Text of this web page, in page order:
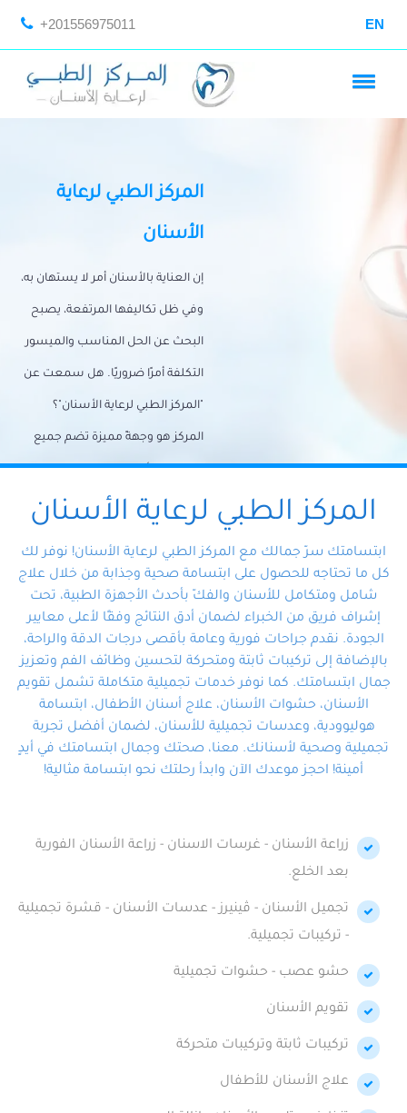
+201556975011 EN
المركز الطبي لرعاية
الأسنان
إن العناية بالأسنان أمر لا يستهان به،
وفي ظل تكاليفها المرتفعة، يصبح
البحث عن الحل المناسب والميسور
التكلفة أمرًا ضروريًا. هل سمعت عن
"المركز الطبي لرعاية الأسنان"؟
المركز هو وجهةً مميزة تضم جميع
احتياجات الأسنان تحت سقف واحد،
وتضمن لك حلاً شاملًا لجميع
المتخصص ذوي الخبرة، ستجد نفسك
في أيد أمينة تلبي احتياجاتك بكل
احترافية ودقة.
المركز الطبي لرعاية الأسنان
ابتسامتك سرّ جمالك مع المركز الطبي لرعاية الأسنان! نوفر لك
كل ما تحتاجه للحصول على ابتسامة صحية وجذابة من خلال علاج
شامل ومتكامل للأسنان والفكّ بأحدث الأجهزة الطبية، تحت
إشراف فريق من الخبراء لضمان أدق النتائج وفقًا لأعلى معايير
الجودة. نقدم جراحات فورية وعامة بأقصى درجات الدقة والراحة،
بالإضافة إلى تركيبات ثابتة ومتحركة لتحسين وظائف الفم وتعزيز
جمال ابتسامتك. كما نوفر خدمات تجميلية متكاملة تشمل تقويم
الأسنان، حشوات الأسنان، علاج أسنان الأطفال، ابتسامة
هوليوودية، وعدسات تجميلية للأسنان، لضمان أفضل تجربة
تجميلية وصحية لأسنانك. معنا، صحتك وجمال ابتسامتك في أيدٍ
أمينة! احجز موعدك الآن وابدأ رحلتك نحو ابتسامة مثالية!
زراعة الأسنان - غرسات الاسنان - زراعة الأسنان الفورية
بعد الخلع.
تجميل الأسنان - ڤينيرز - عدسات الأسنان - قشرة تجميلية
- تركيبات تجميلية.
حشو عصب - حشوات تجميلية
تقويم الأسنان
تركيبات ثابتة وتركيبات متحركة
علاج الأسنان للأطفال